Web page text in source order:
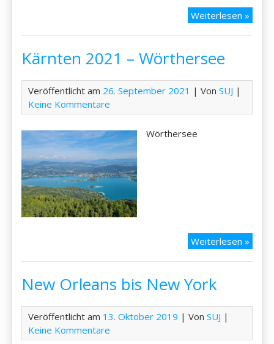
Weiterlesen »
Kärnten 2021 – Wörthersee
Veröffentlicht am 26. September 2021 | VonSUJ |
Keine Kommentare
Wörthersee
Weiterlesen »
New Orleans bis New York
Veröffentlicht am 13. Oktober 2019 | VonSUJ |
Keine Kommentare